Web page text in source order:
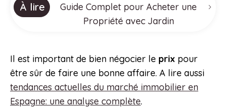
À lire
Guide Complet pour Acheter une
Propriété avec Jardin
Il est important de bien négocier le prix pour
être sûr de faire une bonne affaire. A lire aussi
tendances actuelles du marché immobilier en
Espagne: une analyse complète.